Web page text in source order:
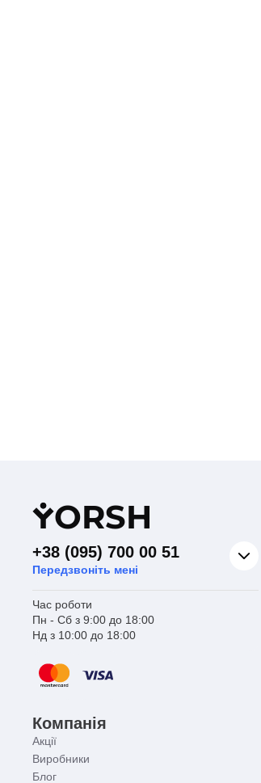
YORSH
+38 (095) 700 00 51
Передзвоніть мені
Час роботи
Пн - Сб з 9:00 до 18:00
Нд з 10:00 до 18:00
Компанія
Акції
Виробники
Блог